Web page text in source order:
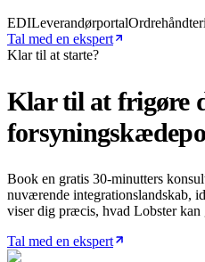
EDILeverandørportal
Tal med en ekspert
Klar til at starte?
Klar til at frigøre
Book en gratis 30-minutters
nuværende integrationslandskab,
viser dig præcis, hvad Lobster
Tal med en ekspert